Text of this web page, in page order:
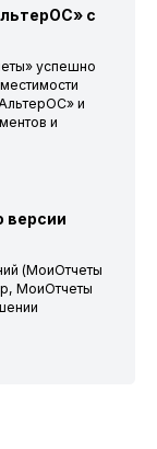
с
успешно
и
и
версии
(МоиОтчеты
МоиОтчеты